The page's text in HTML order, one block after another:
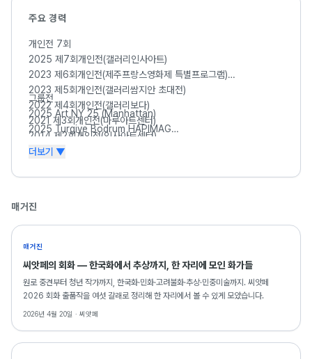
주요 경력
개인전 7회
2025 제7회개인전(갤러리인사아트)
2023 제6회개인전(제주프랑스영화제 특별프로그램)
2023 제5회개인전(갤러리쌈지안 초대전)
2022 제4회개인전(갤러리보다)
2021 제3회개인전(마루아트센터)
2014 제2회개인전(인사아트센터)
2013 제1회개인전(인사아트센터)
그룹전
2025 Art NY 25 (Manhattan)
2025 Turgiye Bodrum HAPIMAG
2025 Pariskofinearts(New Jersey)
2023 K-ART-LONDON(Mall gallery)
2022 부산국제화랑아트페어(BAMA)
2021 한국현대회화100선전(마루아트센터)
2020 Van Der Plas Gallery(Newyork)
더보기 ▼
매거진
매거진
씨앗페의 회화 — 한국화에서 추상까지, 한 자리에 모인 화가들
원로 중견부터 청년 작가까지, 한국화·민화·고려불화·추상·민중미술까지. 씨앗페
2026 회화 출품작을 여섯 갈래로 정리해 한 자리에서 볼 수 있게 모았습니다.
2026년 4월 20일 · 씨앗페